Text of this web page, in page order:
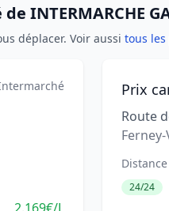
INTERMARCHE
déplacer. Voir aussi tous
Prix
Route
Distance
24/24